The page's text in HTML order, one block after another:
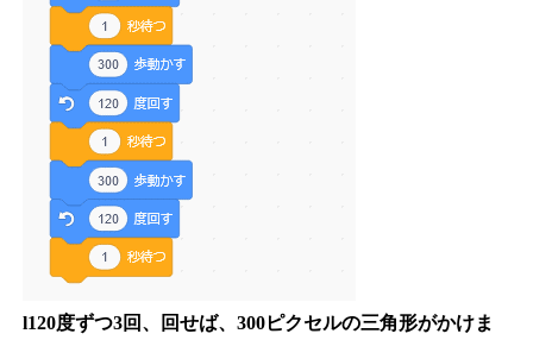
l120度ずつ3回、回せば、300ピクセルの三角形がかけま